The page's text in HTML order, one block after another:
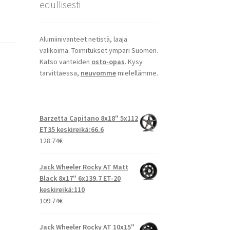
edullisesti
Alumiinivanteet netistä, laaja
valikoima. Toimitukset ympäri Suomen.
Katso vanteiden osto-opas. Kysy
tarvittaessa, neuvommemielellämme.
Barzetta Capitano 8x18" 5x112
ET35 keskireikä:66.6
128.74€
Jack Wheeler Rocky AT Matt
Black 8x17" 6x139.7 ET-20
keskireikä:110
109.74€
Jack Wheeler Rocky AT 10x15"